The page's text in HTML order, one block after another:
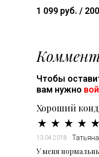
1 099 руб. /
Чтобы
вам нужно
Хороший
13.04.2018 Татьяна
У меня